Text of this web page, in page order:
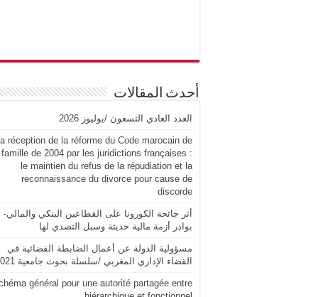
أحدث المقالات
العدد العادي التسعون /يوليوز 2026
La réception de la réforme du Code marocain de
famille de 2004 par les juridictions françaises :
le maintien du refus de la répudiation et la
reconnaissance du divorce pour cause de
discorde
أثر جائحة الكورونا على القطاعين البنكي والمالي-
بوادر أزمة مالية حديثة وسبل التصدي لها
مسؤولية الدولة عن أعمال الضابطة القضائية في
القضاء الإداري المغربي /سلسلة بحوث جامعية 2021
général pour une autorité partagée entre